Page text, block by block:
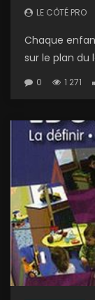
LE CÔTÉ PRO
Chaque
sur le plan du
0 1 271